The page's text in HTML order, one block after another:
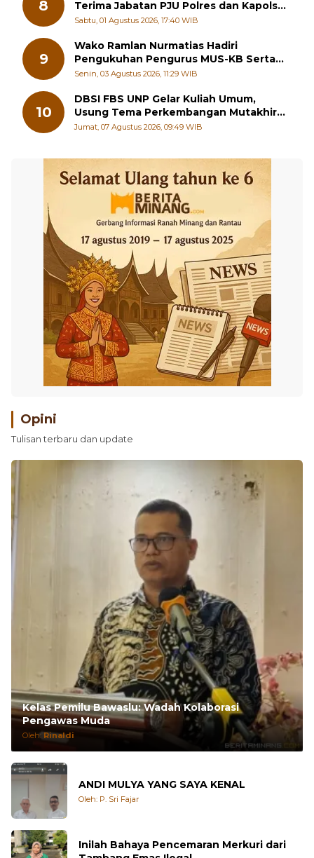
Sabtu, 01 Agustus 2026, 17:40 WIB
9
Wako Ramlan Nurmatias Hadiri
Pengukuhan Pengurus MUS-KB Serta
LMKB Periode 2026-2031,
Senin, 03 Agustus 2026, 11:29 WIB
10
DBSI FBS UNP Gelar Kuliah Umum,
Usung Tema Perkembangan Mutakhir
Sastra Dunia
Jumat, 07 Agustus 2026, 09:49 WIB
Tulisan terbaru dan update
Kelas Pemilu Bawaslu: Wadah Kolaborasi
Pengawas Muda
Oleh:Rinaldi
Oleh: P. Sri Fajar
Tambang Emas Ilegal
Oleh: Rensa Ayu Lestari